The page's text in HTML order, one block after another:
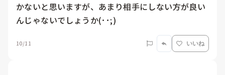
かないと思いますが、あまり相手にしない方が良い
んじゃないでしょうか(･･;)
10/11 いいね